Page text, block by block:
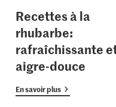
Recettes à la
rhubarbe:
rafraîchissante
aigre-douce
En savoir plus